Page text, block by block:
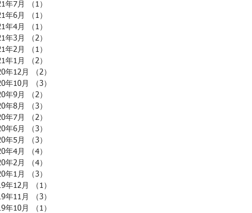
年7月
（1）
年6月
（1）
年4月
（1）
年3月
（2）
年2月
（1）
年1月
（2）
年12月
（2）
年10月
（3）
年9月
（2）
年8月
（3）
年7月
（2）
年6月
（3）
年5月
（3）
年4月
（4）
年2月
（4）
年1月
（3）
年12月
（1）
年11月
（3）
年10月
（1）